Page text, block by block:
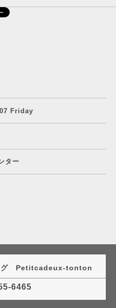
Friday
ター
グ Petitcadeux-tonton
6465